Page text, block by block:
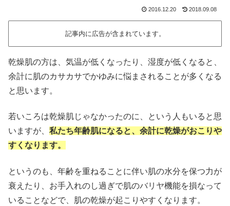
2016.12.20 2018.09.08
記事内に広告が含まれています。
乾燥肌の方は、気温が低くなったり、湿度が低くなると、
余計に肌のカサカサでかゆみに悩まされることが多くなる
と思います。
若いころは乾燥肌じゃなかったのに、という人もいると思
いますが、 私たち年齢肌になると、余計に乾燥がおこりや
すくなります。
というのも、年齢を重ねることに伴い肌の水分を保つ力が
衰えたり、お手入れのし過ぎで肌のバリヤ機能を損なって
いることなどで、肌の乾燥が起こりやすくなります。